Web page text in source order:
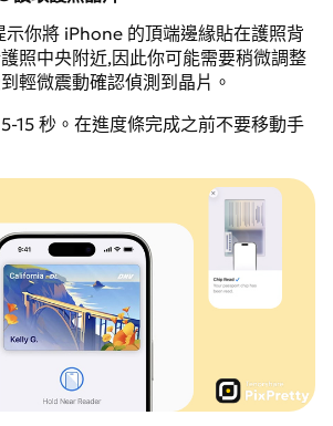
你將 iPhone 的頂端邊緣貼在護照背
照中央附近,因此你可能需要稍微調整
輕微震動確認偵測到晶片。
15 秒。在進度條完成之前不要移動手